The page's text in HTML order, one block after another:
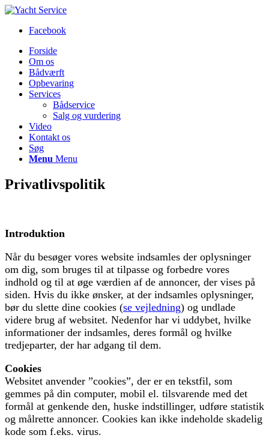
Facebook
Forside
Om os
Bådværft
Opbevaring
Services
Bådservice
Salg og vurdering
Video
Kontakt os
Søg
Menu Menu
Privatlivspolitik
Introduktion
Når du besøger vores website indsamles der oplysninger
om dig, som bruges til at tilpasse og forbedre vores
indhold og til at øge værdien af de annoncer, der vises på
siden. Hvis du ikke ønsker, at der indsamles oplysninger,
bør du slette dine cookies (se vejledning) og undlade
videre brug af websitet. Nedenfor har vi uddybet, hvilke
informationer der indsamles, deres formål og hvilke
tredjeparter, der har adgang til dem.
Cookies
Websitet anvender ”cookies”, der er en tekstfil, som
gemmes på din computer, mobil el. tilsvarende med det
formål at genkende den, huske indstillinger, udføre statistik
og målrette annoncer. Cookies kan ikke indeholde skadelig
kode som f.eks. virus.